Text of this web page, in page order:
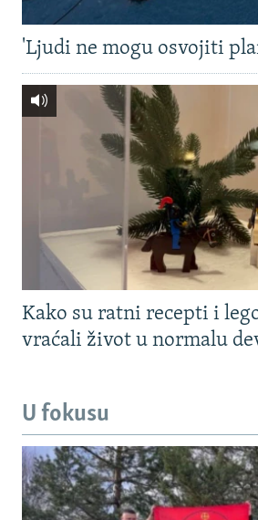
'Ljudi ne mogu osvojiti
Kako su ratni recepti i
vraćali život u normalu
U fokusu